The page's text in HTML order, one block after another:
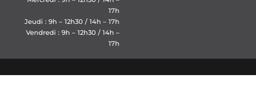
17h
Jeudi : 9h – 12h30 / 14h – 17h
Vendredi : 9h – 12h30 / 14h –
17h